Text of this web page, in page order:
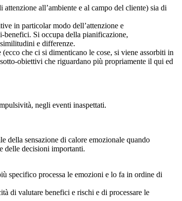
all’ambiente e al campo del cliente) sia di
in particolar modo dell’attenzione e
benefici. Si occupa della pianificazione,
e differenze.
che ci si dimenticano le cose, si viene assorbiti in
obiettivi che riguardano più propriamente il qui ed
negli eventi inaspettati.
della sensazione di calore emozionale quando
delle decisioni importanti.
specifico processa le emozioni e lo fa in ordine di
di valutare benefici e rischi e di processare le